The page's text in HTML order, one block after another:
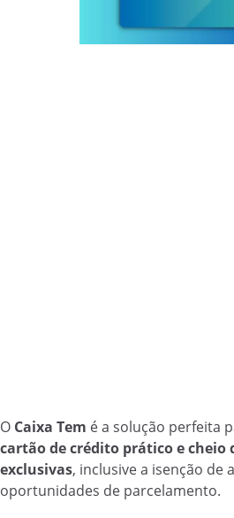
O Caixa Tem é a solução perfeita
cartão de crédito prático e cheio
exclusivas, inclusive a isenção de
oportunidades de parcelamento.